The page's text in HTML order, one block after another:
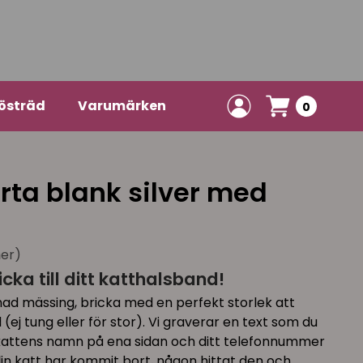
Varumärken 0
blank silver med
till ditt katthalsband!
mässing, bricka med en perfekt storlek att
tung eller för stor). Vi graverar en text som du
namn på ena sidan och ditt telefonnummer